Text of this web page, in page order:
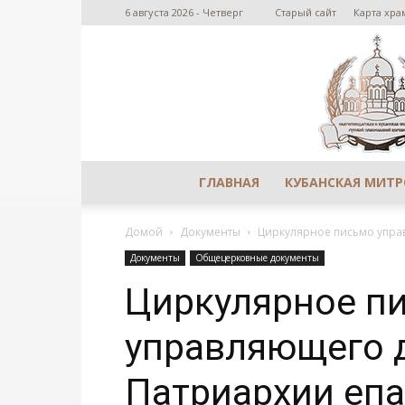
6 августа 2026 - Четверг Старый сайт Карта
ГЛАВНАЯ КУБАНСКАЯ
Домой Документы Циркулярное письмо
Документы Общецерковные документы
Циркулярное
управляющего
Патриархии